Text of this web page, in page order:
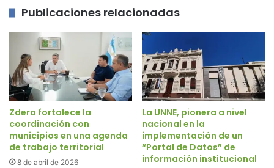
Publicaciones relacionadas
Zdero fortalece la
coordinación con
municipios en una agenda
de trabajo territorial
8 de abril de 2026
La UNNE, pionera a nivel
nacional en la
implementación de un
“Portal de Datos” de
información institucional